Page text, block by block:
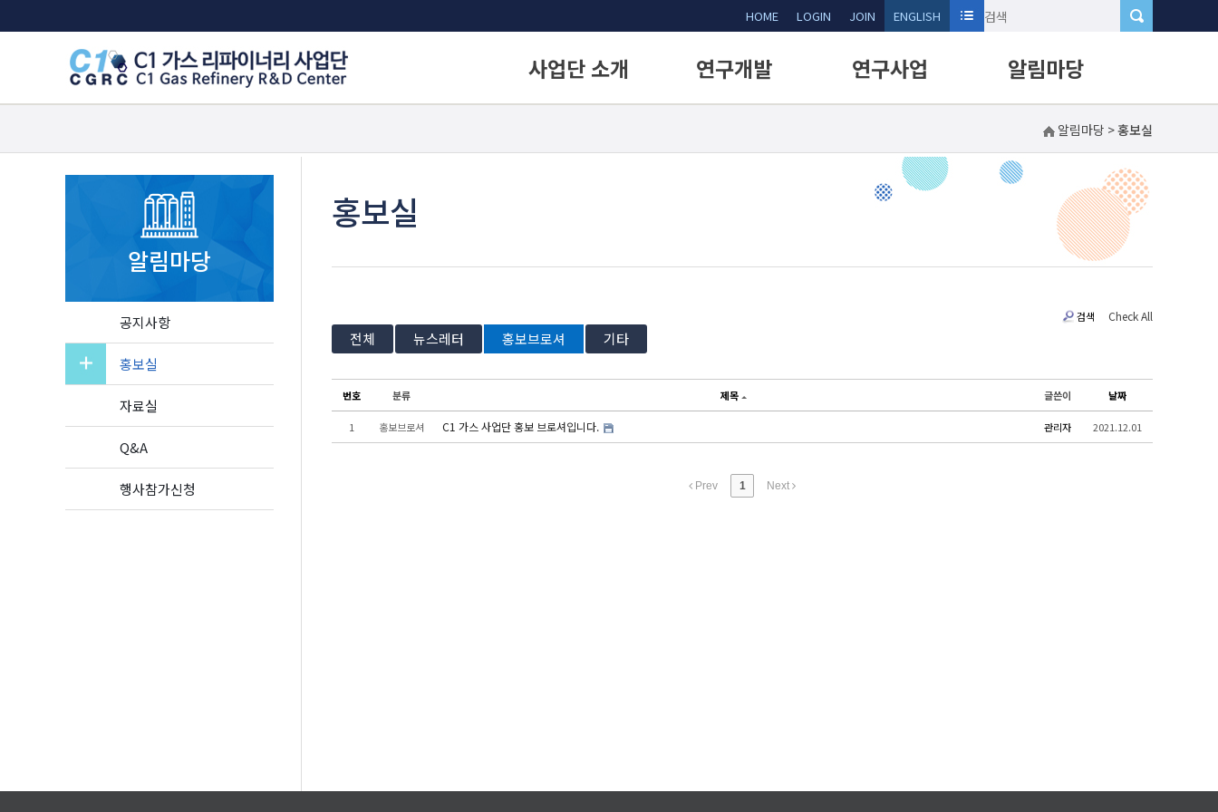
HOME LOGIN JOIN ENGLISH
사업단 소개 연구개발 연구사업 알림마당
오시는길
연구성과
기술수요제안신청
공지사항
Q&A
행사참가신청
알림마당 >홍보실
알림마당
공지사항
홍보실
자료실
Q&A
행사참가신청
홍보실
검색 Check All
전체 뉴스레터 홍보브로셔 기타
번호 분류 제목 글쓴이 날짜
1 홍보브로셔 C1 가스 사업단 홍보 브로셔입니다. 관리자 2021.12.01
Prev 1 Next